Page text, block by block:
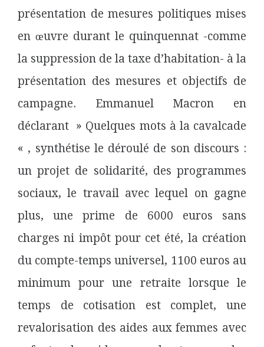
présentation de mesures politiques mises
en œuvre durant le quinquennat -comme
la suppression de la taxe d’habitation- à la
présentation des mesures et objectifs de
campagne. Emmanuel Macron en
déclarant » Quelques mots à la cavalcade
« , synthétise le déroulé de son discours :
un projet de solidarité, des programmes
sociaux, le travail avec lequel on gagne
plus, une prime de 6000 euros sans
charges ni impôt pour cet été, la création
du compte-temps universel, 1100 euros au
minimum pour une retraite lorsque le
temps de cotisation est complet, une
revalorisation des aides aux femmes avec